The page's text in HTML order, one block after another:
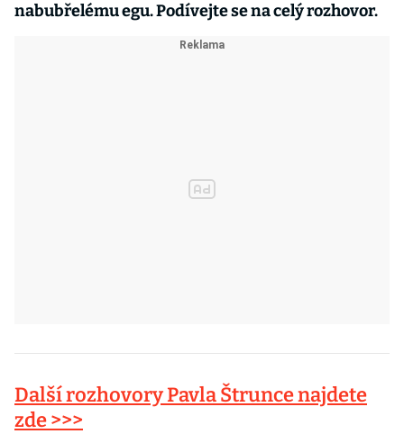
nabubřelému egu. Podívejte se na celý rozhovor.
Další rozhovory Pavla Štrunce najdete
zde >>>